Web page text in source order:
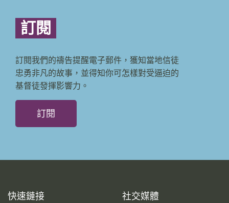
訂閱
訂閱我們的禱告提醒電子郵件，獲知當地信徒
忠勇非凡的故事，並得知你可怎樣對受逼迫的
基督徒發揮影響力。
訂閱
快速鏈接 社交媒體